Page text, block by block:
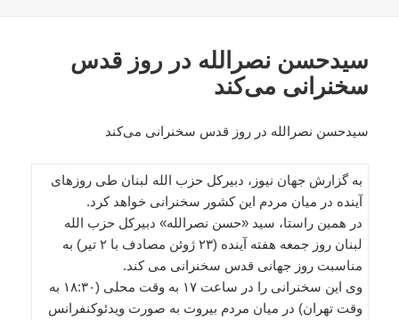
سیدحسن نصرالله در روز قدس
سخنرانی می‌کند
سیدحسن نصرالله در روز قدس سخنرانی می‌کند
به گزارش جهان نیوز، دبیرکل حزب الله لبنان طی روزهای
آینده در میان مردم این کشور سخنرانی خواهد کرد.
در همین راستا، سید «حسن نصرالله» دبیرکل حزب الله
لبنان روز جمعه هفته آینده (۲۳ ژوئن مصادف با ۲ تیر) به
مناسبت روز جهانی قدس سخنرانی می کند.
وی این سخنرانی را در ساعت ۱۷ به وقت محلی (۱۸:۳۰ به
وقت تهران) در میان مردم بیروت به صورت ویدئوکنفرانس